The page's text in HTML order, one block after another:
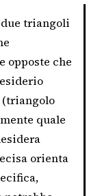
triangoli
opposte che
(triangolo
quale
orienta